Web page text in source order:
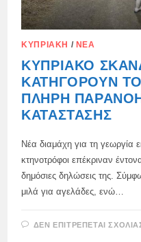
ΚΥΠΡΙΑΚΉ / ΝΈΑ
ΚΥΠΡΙΑΚΌ
ΚΑΤΗΓΟΡΟΎΝ
ΠΛΉΡΗ
ΚΑΤΆΣΤΑΣΗΣ
Νέα διαμάχη για τη γεωργία
κτηνοτρόφοι επέκριναν
δημόσιες δηλώσεις της.
μιλά για αγελάδες, ενώ…
ΔΕΝ ΕΠΙΤΡΈΠΕΤΑΙ